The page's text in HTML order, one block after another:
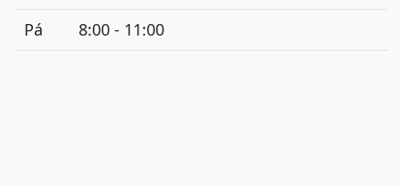
Pá
8:00 - 11:00